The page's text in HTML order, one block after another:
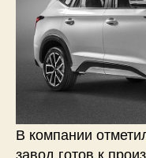
В компании
завод готов к